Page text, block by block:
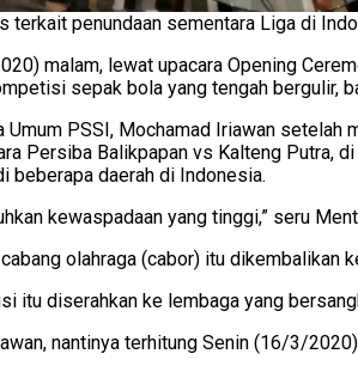
terkait penundaan sementara Liga di
malam, lewat upacara Opening
sepak bola yang tengah bergulir,
PSSI, Mochamad Iriawan setelah
Persiba Balikpapan vs Kalteng Putra,
beberapa daerah di Indonesia.
kewaspadaan yang tinggi,” seru
olahraga (cabor) itu dikembalikan
itu diserahkan ke lembaga yang
nantinya terhitung Senin (16/3/